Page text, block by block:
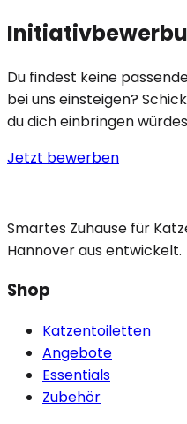
Du findest keine
bei uns einsteigen?
du dich einbringen
Jetzt bewerben
Smartes Zuhause für
Hannover aus entwickelt.
Shop
Katzentoiletten
Angebote
Essentials
Zubehör